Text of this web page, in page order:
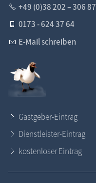
+49 (0)38 202 – 306 87
0173 - 624 37 64
E-Mail schreiben
Gastgeber-Eintrag
Dienstleister-Eintrag
kostenloser Eintrag